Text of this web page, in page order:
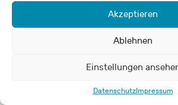
Akzeptieren
Ablehnen
Einstellungen
DatenschutzImpressum